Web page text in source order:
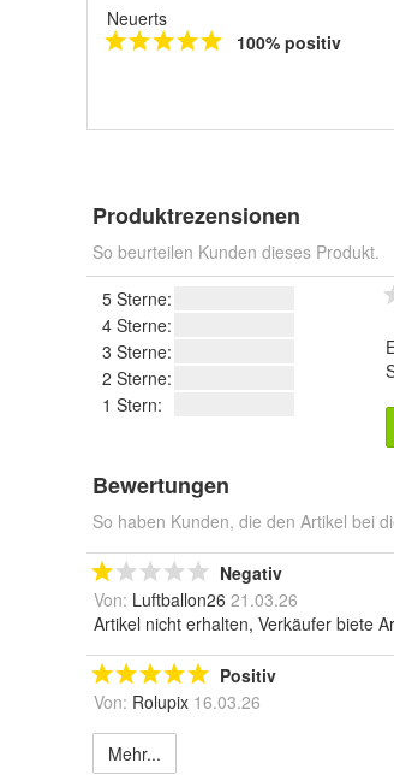
Neuerts
100% positiv
Produktrezensionen
So beurteilen Kunden dieses Produkt.
5 Sterne:
4 Sterne:
3 Sterne:
2 Sterne:
1 Stern:
Bewertungen
So haben Kunden, die den Artikel bei
Negativ
Von: Luftballon26 21.03.26
Artikel nicht erhalten, Verkäufer biete
Positiv
Von: Rolupix 16.03.26
Mehr...